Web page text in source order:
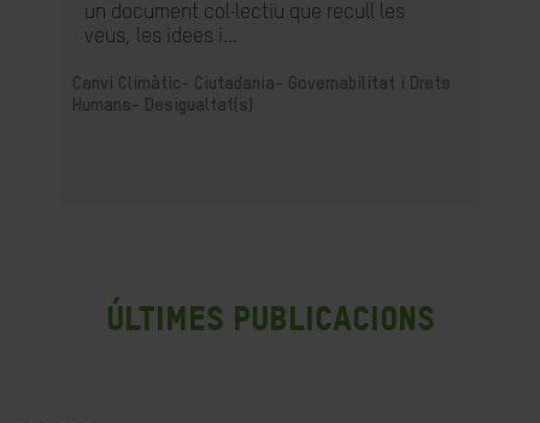
un document col·lectiu que recull les
veus, les idees i...
Canvi Climàtic-
Ciutadania- Governabilitat i Drets
Humans-
Desigualtat(s)
últimes publicacions